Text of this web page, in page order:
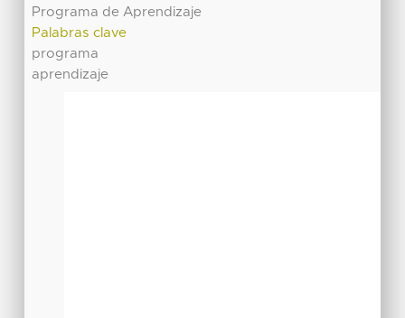
Programa de Aprendizaje
Palabras clave
programa
aprendizaje